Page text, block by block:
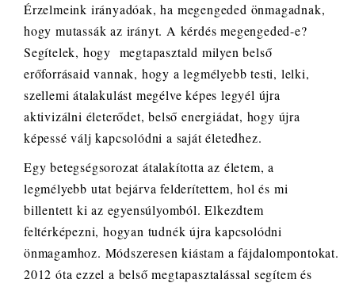
Érzelmeink irányadóak, ha megengeded önmagadnak,
hogy mutassák az irányt. A kérdés megengeded-e?
Segítelek, hogy megtapasztald milyen belső
erőforrásaid vannak, hogy a legmélyebb testi, lelki,
szellemi átalakulást megélve képes legyél újra
aktivizálni életerődet, belső energiádat, hogy újra
képessé válj kapcsolódni a saját életedhez.
Egy betegségsorozat átalakította az életem, a
legmélyebb utat bejárva felderítettem, hol és mi
billentett ki az egyensúlyomból. Elkezdtem
feltérképezni, hogyan tudnék újra kapcsolódni
önmagamhoz. Módszeresen kiástam a fájdalompontokat.
2012 óta ezzel a belső megtapasztalással segítem és